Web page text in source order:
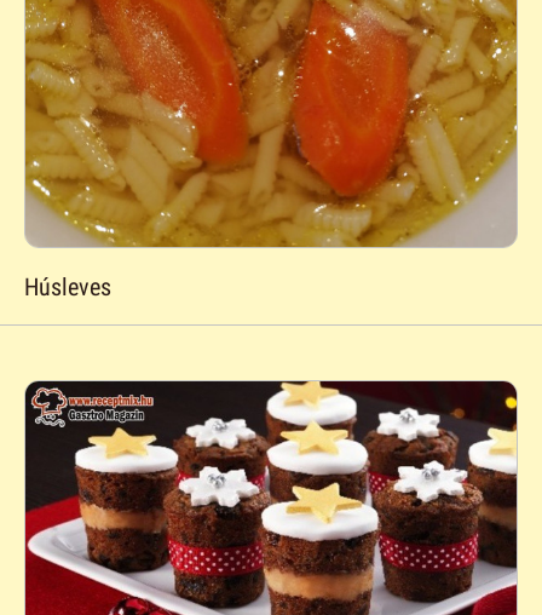
Húsleves